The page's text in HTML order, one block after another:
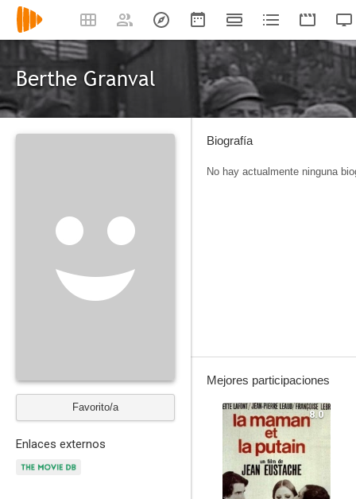
Berthe Granval
Favorito/a
Enlaces externos
Biografía
No hay actualmente ninguna
Mejores participaciones
8.0